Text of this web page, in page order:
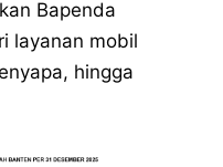
Bapenda
layanan mobil
hingga